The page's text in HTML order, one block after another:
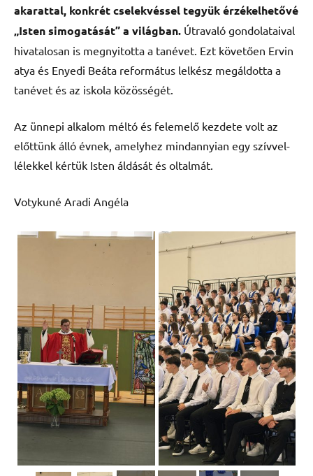
akarattal, konkrét cselekvéssel tegyük érzékelhetővé
„Isten simogatását” a világban. Útravaló gondolataival
hivatalosan is megnyitotta a tanévet. Ezt követően Ervin
atya és Enyedi Beáta református lelkész megáldotta a
tanévet és az iskola közösségét.
Az ünnepi alkalom méltó és felemelő kezdete volt az
előttünk álló évnek, amelyhez mindannyian egy szívvel-
lélekkel kértük Isten áldását és oltalmát.
Votykuné Aradi Angéla